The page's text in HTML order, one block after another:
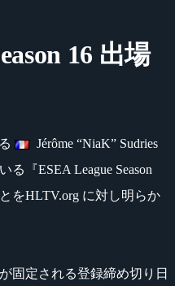
16 出場
Jérôme “NiaK” Sudries
『ESEA League Season
をHLTV.org に対し明らか
固定される登録締め切り日